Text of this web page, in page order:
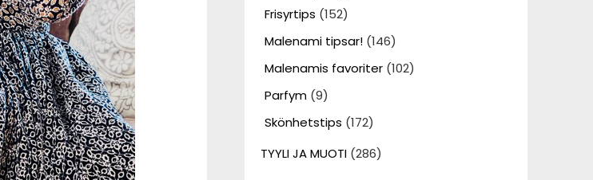
Frisyrtips (152)
Malenami tipsar!(146)
Malenamis favoriter(102)
Parfym(9)
Skönhetstips (172)
TYYLI JA MUOTI(286)